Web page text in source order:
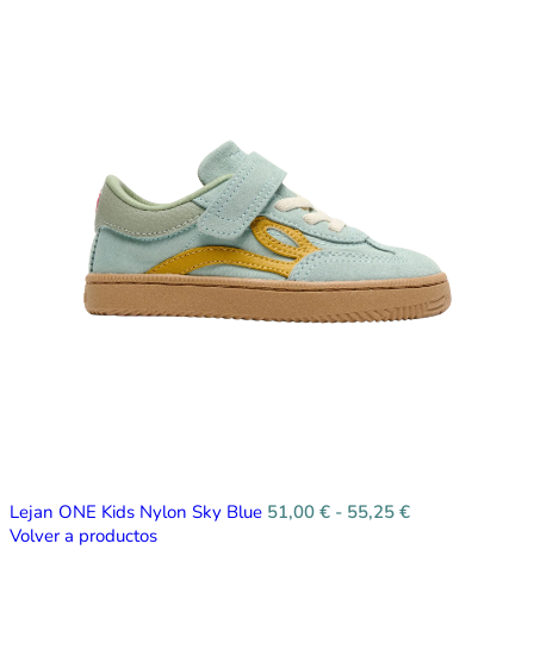
Lejan ONE Kids Nylon Sky Blue 51,00 € - 55,25 €
Volver a productos